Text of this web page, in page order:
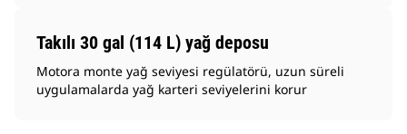
Takılı 30 gal (114 L) yağ deposu
Motora monte yağ seviyesi regülatörü, uzun süreli
uygulamalarda yağ karteri seviyelerini korur